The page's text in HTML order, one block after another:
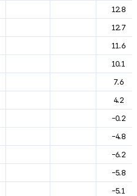
12.8
12.7
11.6
10.1
7.6
4.2
-0.2
-4.8
-6.2
-5.8
-5.1